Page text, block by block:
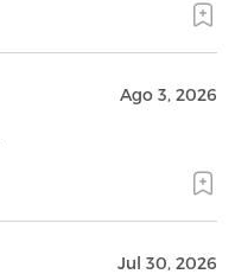
Ago 3, 2026
Jul 30, 2026